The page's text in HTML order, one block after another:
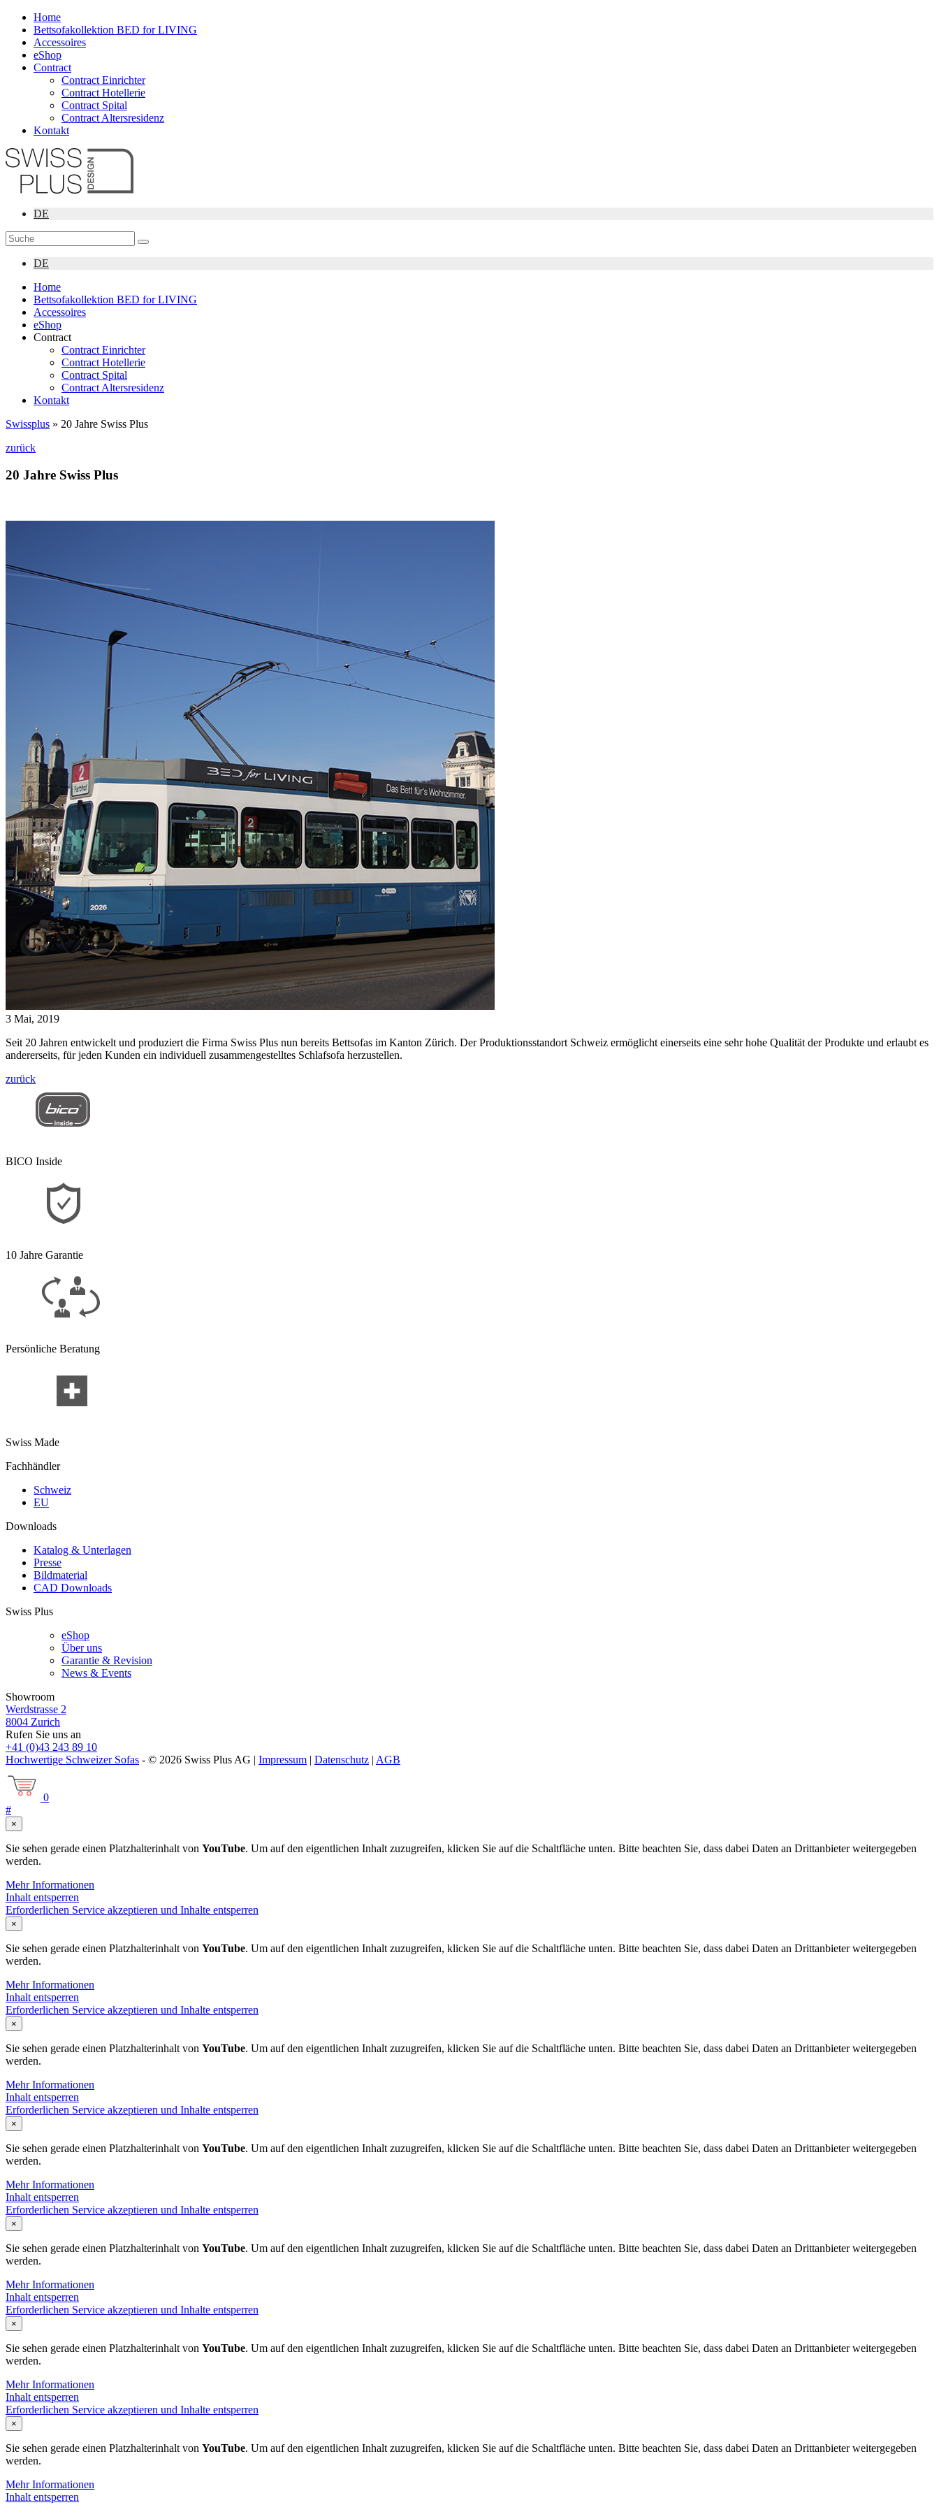
Home
Bettsofakollektion BED for LIVING
Accessoires
eShop
Contract
Contract Einrichter
Contract Hotellerie
Contract Spital
Contract Altersresidenz
Kontakt
DE
DE
Home
Bettsofakollektion BED for LIVING
Accessoires
eShop
Contract
Contract Einrichter
Contract Hotellerie
Contract Spital
Contract Altersresidenz
Kontakt
Swissplus » 20 Jahre Swiss Plus
zurück
20 Jahre Swiss Plus
3 Mai, 2019
Seit 20 Jahren entwickelt und produziert die Firma Swiss Plus nun bereits Bettsofas im Kanton Zürich. Der Produktionsstandort Schweiz ermöglicht einerseits eine sehr hohe Qualität der Produkte und erlaubt es
andererseits, für jeden Kunden ein individuell zusammengestelltes Schlafsofa herzustellen.
zurück
BICO Inside
10 Jahre Garantie
Persönliche Beratung
Swiss Made
Fachhändler
Schweiz
EU
Downloads
Katalog & Unterlagen
Presse
Bildmaterial
CAD Downloads
Swiss Plus
eShop
Über uns
Garantie & Revision
News & Events
Showroom
Werdstrasse 2
8004 Zurich
Rufen Sie uns an
+41 (0)43 243 89 10
Hochwertige Schweizer Sofas - © 2026 Swiss Plus AG | Impressum | Datenschutz | AGB
0
#
×
Sie sehen gerade einen Platzhalterinhalt von YouTube. Um auf den eigentlichen Inhalt zuzugreifen, klicken Sie auf die Schaltfläche unten. Bitte beachten Sie, dass dabei Daten an Drittanbieter weitergegeben
werden.
Mehr Informationen
Inhalt entsperren
Erforderlichen Service akzeptieren und Inhalte entsperren
×
Sie sehen gerade einen Platzhalterinhalt von YouTube. Um auf den eigentlichen Inhalt zuzugreifen, klicken Sie auf die Schaltfläche unten. Bitte beachten Sie, dass dabei Daten an Drittanbieter weitergegeben
werden.
Mehr Informationen
Inhalt entsperren
Erforderlichen Service akzeptieren und Inhalte entsperren
×
Sie sehen gerade einen Platzhalterinhalt von YouTube. Um auf den eigentlichen Inhalt zuzugreifen, klicken Sie auf die Schaltfläche unten. Bitte beachten Sie, dass dabei Daten an Drittanbieter weitergegeben
werden.
Mehr Informationen
Inhalt entsperren
Erforderlichen Service akzeptieren und Inhalte entsperren
×
Sie sehen gerade einen Platzhalterinhalt von YouTube. Um auf den eigentlichen Inhalt zuzugreifen, klicken Sie auf die Schaltfläche unten. Bitte beachten Sie, dass dabei Daten an Drittanbieter weitergegeben
werden.
Mehr Informationen
Inhalt entsperren
Erforderlichen Service akzeptieren und Inhalte entsperren
×
Sie sehen gerade einen Platzhalterinhalt von YouTube. Um auf den eigentlichen Inhalt zuzugreifen, klicken Sie auf die Schaltfläche unten. Bitte beachten Sie, dass dabei Daten an Drittanbieter weitergegeben
werden.
Mehr Informationen
Inhalt entsperren
Erforderlichen Service akzeptieren und Inhalte entsperren
×
Sie sehen gerade einen Platzhalterinhalt von YouTube. Um auf den eigentlichen Inhalt zuzugreifen, klicken Sie auf die Schaltfläche unten. Bitte beachten Sie, dass dabei Daten an Drittanbieter weitergegeben
werden.
Mehr Informationen
Inhalt entsperren
Erforderlichen Service akzeptieren und Inhalte entsperren
×
Sie sehen gerade einen Platzhalterinhalt von YouTube. Um auf den eigentlichen Inhalt zuzugreifen, klicken Sie auf die Schaltfläche unten. Bitte beachten Sie, dass dabei Daten an Drittanbieter weitergegeben
werden.
Mehr Informationen
Inhalt entsperren